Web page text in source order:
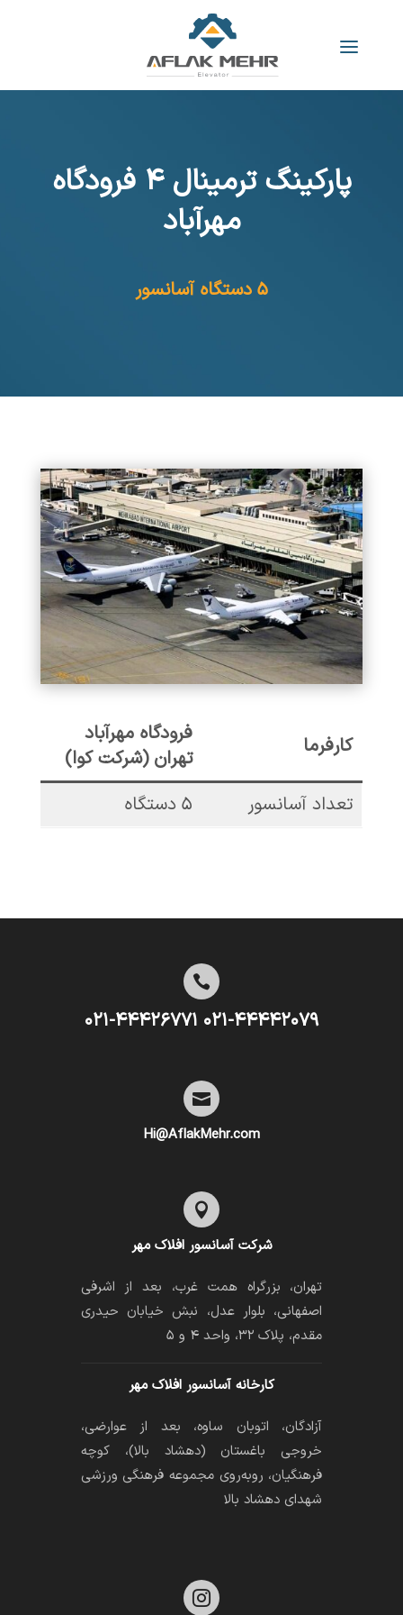
پارکینگ ترمینال ۴ فرودگاه
مهرآباد
۵ دستگاه آسانسور
کارفرما
فرودگاه مهرآباد
تهران (شرکت کوا)
تعداد آسانسور
۵ دستگاه

۰۲۱-۴۴۴۴۲۰۷۹ ۰۲۱-۴۴۴۲۶۷۷۱

Hi@AflakMehr.com

شرکت آسانسور افلاک مهر
تهران، بزرگراه همت غرب، بعد از اشرفی
اصفهانی، بلوار عدل، نبش خیابان حیدری
مقدم، پلاک ۳۲، واحد ۴ و ۵
کارخانه آسانسور افلاک مهر
آزادگان، اتوبان ساوه، بعد از عوارضی،
خروجی باغستان (دهشاد بالا)، کوچه
فرهنگیان، رو‌به‌روی مجموعه فرهنگی ورزشی
شهدای دهشاد بالا
